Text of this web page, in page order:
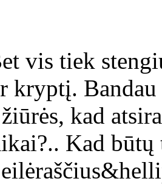
vis tiek
kryptį.
kad
Kad